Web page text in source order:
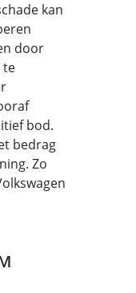
kan
door
te
bod.
bedrag
Zo